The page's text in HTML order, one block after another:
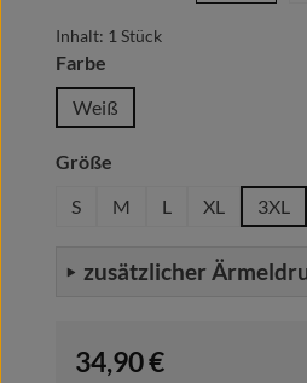
Inhalt: 1 Stück
Farbe
Weiß
Größe
S
M L XL 3XL
zusätzlicher
Regulärer Preis:
34,90 €